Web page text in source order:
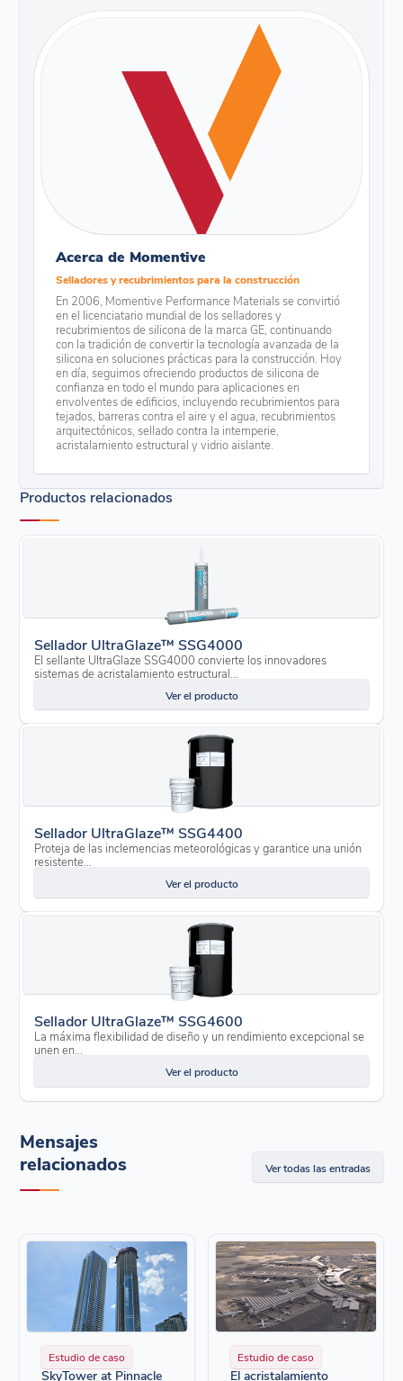
Acerca de Momentive
Selladores y recubrimientos para la construcción
En 2006, Momentive Performance Materials se convirtió
en el licenciatario mundial de los selladores y
recubrimientos de silicona de la marca GE, continuando
con la tradición de convertir la tecnología avanzada de la
silicona en soluciones prácticas para la construcción. Hoy
en día, seguimos ofreciendo productos de silicona de
confianza en todo el mundo para aplicaciones en
envolventes de edificios, incluyendo recubrimientos para
tejados, barreras contra el aire y el agua, recubrimientos
arquitectónicos, sellado contra la intemperie,
acristalamiento estructural y vidrio aislante.
Productos relacionados
Sellador UltraGlaze™ SSG4000
El sellante UltraGlaze SSG4000 convierte los innovadores
sistemas de acristalamiento estructural...
Ver el producto
Sellador UltraGlaze™ SSG4400
Proteja de las inclemencias meteorológicas y garantice una unión
resistente...
Ver el producto
Sellador UltraGlaze™ SSG4600
La máxima flexibilidad de diseño y un rendimiento excepcional se
unen en...
Ver el producto
Mensajes
relacionados
Ver todas las entradas
Estudio de caso
SkyTower at Pinnacle
Estudio de caso
El acristalamiento